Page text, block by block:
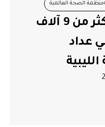
الصحة العالمية
الصحة العالمية: أكثر من 9 آلاف
عداد